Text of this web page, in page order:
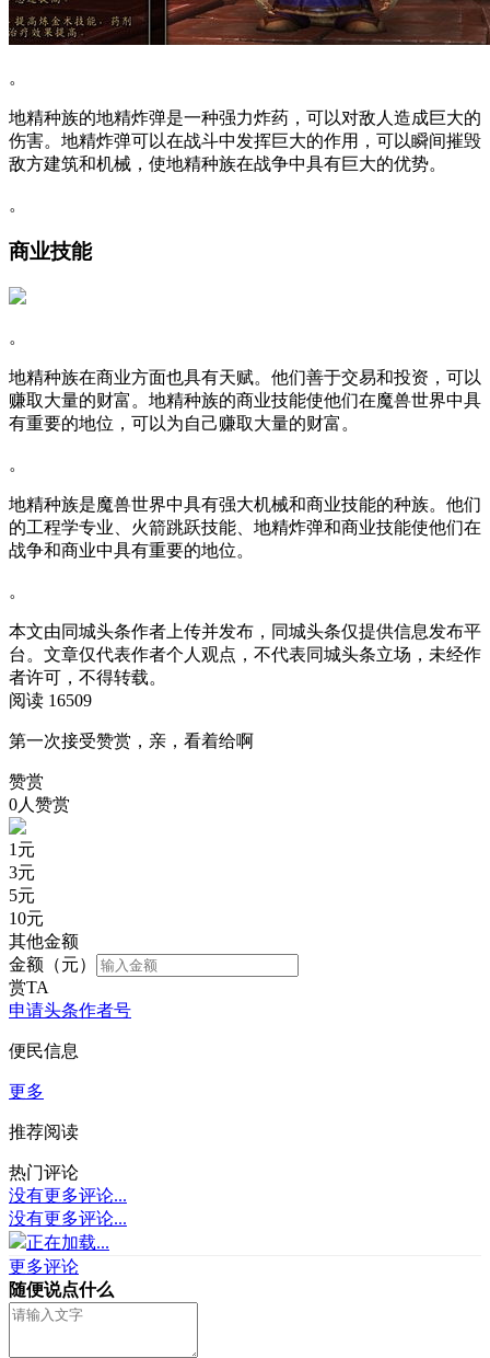
。
地精种族的地精炸弹是一种强力炸药，可以对敌人造成巨大的
伤害。地精炸弹可以在战斗中发挥巨大的作用，可以瞬间摧毁
敌方建筑和机械，使地精种族在战争中具有巨大的优势。
。
商业技能
。
地精种族在商业方面也具有天赋。他们善于交易和投资，可以
赚取大量的财富。地精种族的商业技能使他们在魔兽世界中具
有重要的地位，可以为自己赚取大量的财富。
。
地精种族是魔兽世界中具有强大机械和商业技能的种族。他们
的工程学专业、火箭跳跃技能、地精炸弹和商业技能使他们在
战争和商业中具有重要的地位。
。
本文由同城头条作者上传并发布，同城头条仅提供信息发布平
台。文章仅代表作者个人观点，不代表同城头条立场，未经作
者许可，不得转载。
阅读 16509
第一次接受赞赏，亲，看着给啊
赞赏
0人赞赏
1 元
3元
5元
10元
其他金额
金额（元）
赏TA
申请头条作者号
便民信息
更多
推荐阅读
热门评论
没有更多评论...
没有更多评论...
正在加载...
更多评论
随便说点什么